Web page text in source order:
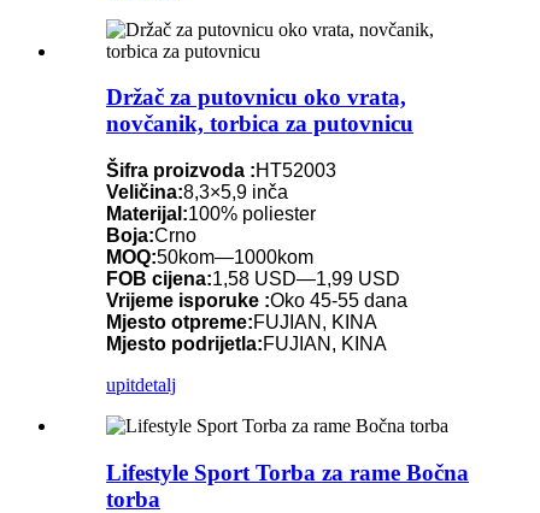
Držač za putovnicu oko vrata,
novčanik, torbica za putovnicu
Šifra proizvoda :HT52003
Veličina:8,3×5,9 inča
Materijal:100% poliester
Boja:Crno
MOQ:50kom—1000kom
FOB cijena:1,58 USD—1,99 USD
Vrijeme isporuke :Oko 45-55 dana
Mjesto otpreme:FUJIAN, KINA
Mjesto podrijetla:FUJIAN, KINA
upitdetalj
Lifestyle Sport Torba za rame Bočna
torba